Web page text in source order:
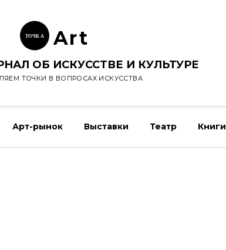
ТОЧК А Art
ОБ ИСКУССТВЕ И КУЛЬТУРЕ
ТОЧКИ В ВОПРОСАХ ИСКУССТВА
Арт-рынок Выставки Театр Книги